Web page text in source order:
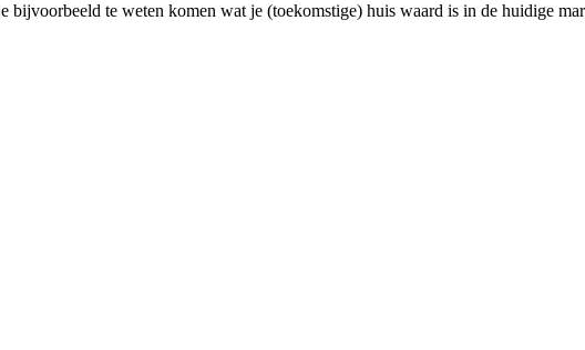
te weten komen wat je (toekomstige) huis waard is in de huidige